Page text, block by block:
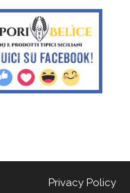
Privacy Policy